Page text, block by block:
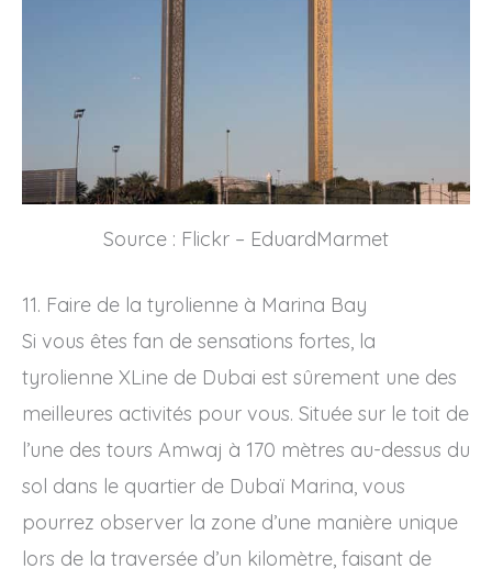
Source : Flickr – EduardMarmet
11. Faire de la tyrolienne à Marina Bay
Si vous êtes fan de sensations fortes, la
tyrolienne XLine de Dubai est sûrement une des
meilleures activités pour vous. Située sur le toit de
l’une des tours Amwaj à 170 mètres au-dessus du
sol dans le quartier de Dubaï Marina, vous
pourrez observer la zone d’une manière unique
lors de la traversée d’un kilomètre, faisant de